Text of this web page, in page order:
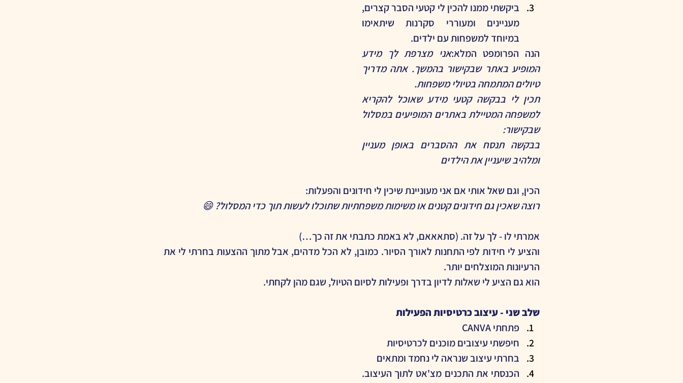
במיוחד למשפחות עם ילדים.
הנה הפרומפט המלא:
טיולים המתמחה בטיולי משפחות.
שבקישור:
ומלהיב שיעניין את הילדים
הכין, וגם שאל אותי אם אני מעוניינת שיכין לי חידונים והפעלות:
רוצה שאכין גם חידונים קטנים או משימות משפחתיות שתוכלו לעשות תוך כדי המסלול? 😄
אמרתי לו - לך על זה. (סתאאאם, לא באמת כתבתי את זה כך…)
הרעיונות המוצלחים יותר.
הוא גם הציע לי שאלות לדיון בדרך ופעילות לסיום הטיול, שגם מהן לקחתי.
שלב שני - עיצוב כרטיסיות הפעילות
פתחתי CANVA
חיפשתי עיצובים מוכנים לכרטיסיות
בחרתי עיצוב שנראה לי נחמד ומתאים